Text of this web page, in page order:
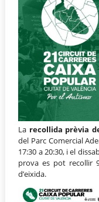
La recollida prèvia
del Parc Comercial
17:30 a 20:30, i el
prova es pot recollir
d’eixida.